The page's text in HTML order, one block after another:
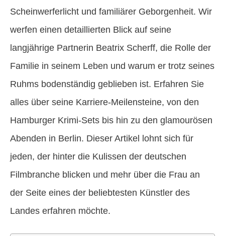
Scheinwerferlicht und familiärer Geborgenheit. Wir
werfen einen detaillierten Blick auf seine
langjährige Partnerin Beatrix Scherff, die Rolle der
Familie in seinem Leben und warum er trotz seines
Ruhms bodenständig geblieben ist. Erfahren Sie
alles über seine Karriere-Meilensteine, von den
Hamburger Krimi-Sets bis hin zu den glamourösen
Abenden in Berlin. Dieser Artikel lohnt sich für
jeden, der hinter die Kulissen der deutschen
Filmbranche blicken und mehr über die Frau an
der Seite eines der beliebtesten Künstler des
Landes erfahren möchte.